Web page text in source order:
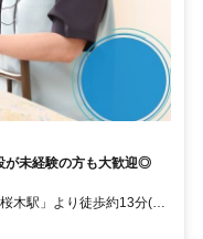
が未経験の方も大歓迎◎
木駅」より徒歩約13分(約